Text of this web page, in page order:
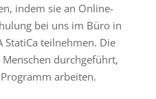
indem sie an Online-
bei uns im Büro in
StatiCa teilnehmen. Die
durchgeführt,
arbeiten.